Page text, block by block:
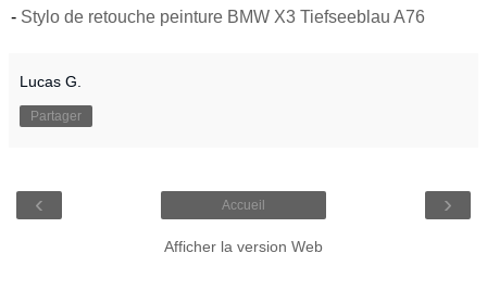
- Stylo de retouche peinture BMW X3 Tiefseeblau A76
Lucas G.
Partager
‹ ›
Accueil
Afficher la version Web